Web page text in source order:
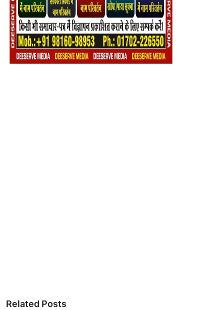
Related Posts